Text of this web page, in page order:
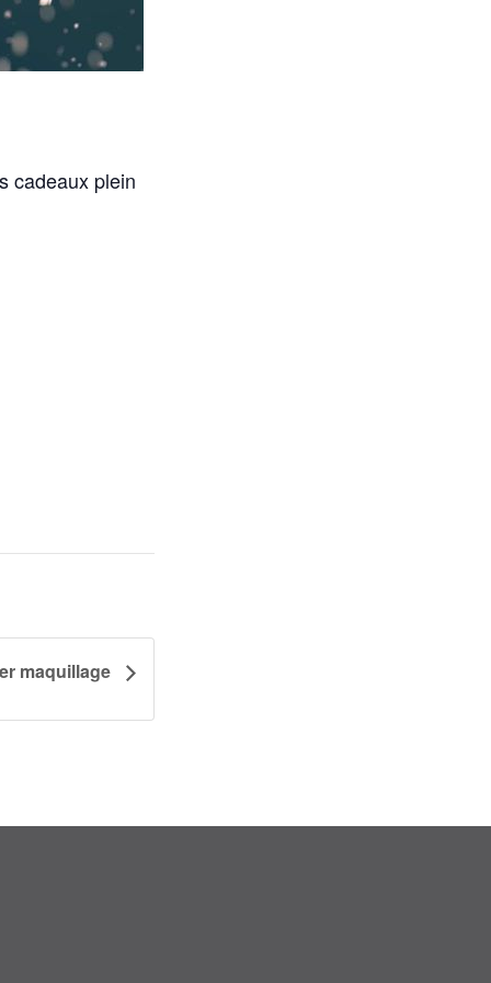
cadeaux plein
maquillage